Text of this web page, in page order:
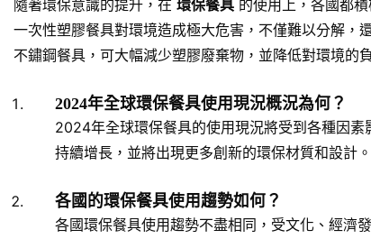
隨著環保意識的提升，在 環保餐具 的使用上，各國都
一次性塑膠餐具對環境造成極大危害，不僅難以分解，
不鏽鋼餐具，可大幅減少塑膠廢棄物，並降低對環境的
2024年全球環保餐具使用現況概況為何？
2024年全球環保餐具的使用現況將受到各種因
持續增長，並將出現更多創新的環保材質和設計。
各國的環保餐具使用趨勢如何？
各國環保餐具使用趨勢不盡相同，受文化、經濟